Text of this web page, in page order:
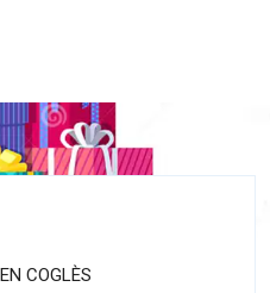
COGLÈS